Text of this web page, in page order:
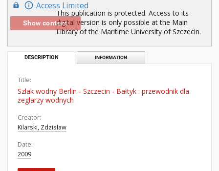
Access Limited
Show content
This publication is protected. Access to its
digital version is only possible at the Main
Library of the Maritime University of Szczecin.
DESCRIPTION INFORMATION
Title:
Szlak wodny Berlin - Szczecin - Bałtyk : przewodnik dla
żeglarzy wodnych
Creator:
Kilarski, Zdzisław
Date:
2009